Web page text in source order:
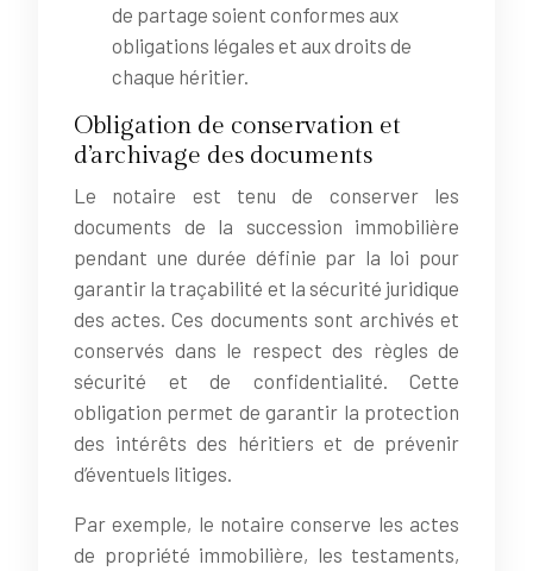
de partage soient conformes aux
obligations légales et aux droits de
chaque héritier.
Obligation de conservation et
d’archivage des documents
Le notaire est tenu de conserver les
documents de la succession immobilière
pendant une durée définie par la loi pour
garantir la traçabilité et la sécurité juridique
des actes. Ces documents sont archivés et
conservés dans le respect des règles de
sécurité et de confidentialité. Cette
obligation permet de garantir la protection
des intérêts des héritiers et de prévenir
d’éventuels litiges.
Par exemple, le notaire conserve les actes
de propriété immobilière, les testaments,